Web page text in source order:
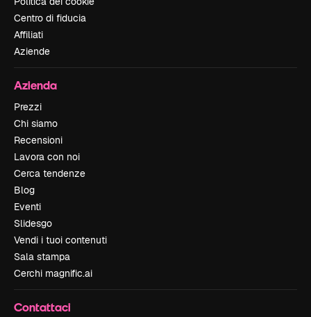
Centro di fiducia
Affiliati
Aziende
Azienda
Prezzi
Chi siamo
Recensioni
Lavora con noi
Cerca tendenze
Blog
Eventi
Slidesgo
Vendi i tuoi contenuti
Sala stampa
Cerchi magnific.ai
Contattaci